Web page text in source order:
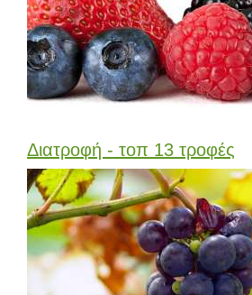
Διατροφή - τοπ 13 τροφές